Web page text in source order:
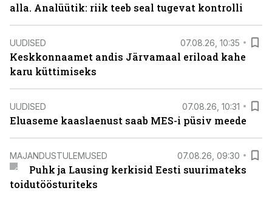
alla. Analüütik: riik teeb seal tugevat kontrolli
UUDISED 07.08.26, 10:35
Keskkonnaamet andis Järvamaal eriload kahe
karu küttimiseks
UUDISED 07.08.26, 10:31
Eluaseme kaaslaenust saab MES-i püsiv meede
MAJANDUSTULEMUSED 07.08.26, 09:30
Puhk ja Lausing kerkisid Eesti suurimateks
toidutöösturiteks